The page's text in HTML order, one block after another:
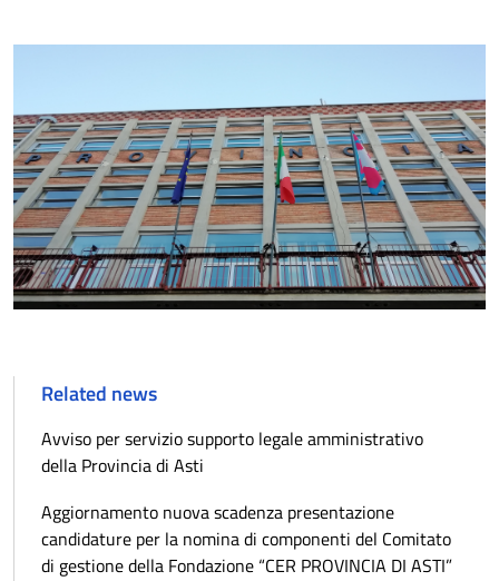
Related news
Avviso per servizio supporto legale amministrativo
della Provincia di Asti
Aggiornamento nuova scadenza presentazione
candidature per la nomina di componenti del Comitato
di gestione della Fondazione “CER PROVINCIA DI ASTI”